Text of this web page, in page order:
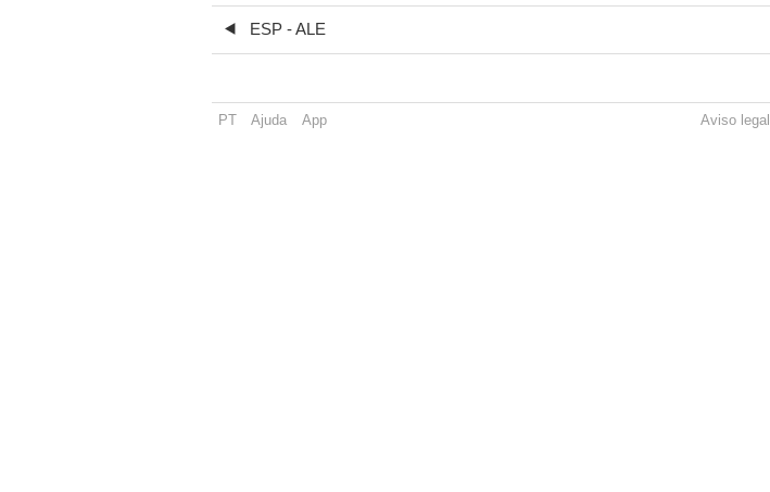
ESP - ALE
PT Ajuda App Aviso legal